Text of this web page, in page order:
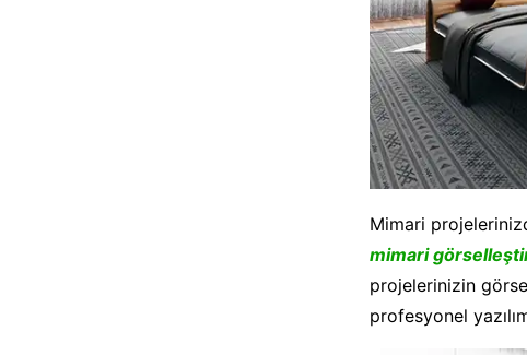
Mimari
mimari
projelerinizin
profesyonel